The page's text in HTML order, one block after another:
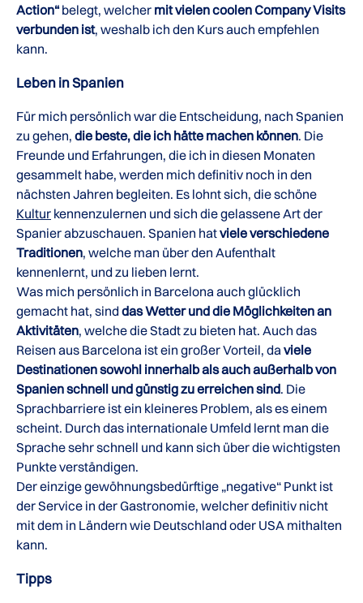
Action“belegt, welcher mit vielen coolen Company Visits
verbunden ist, weshalb ich den Kurs auch empfehlen
kann.
Leben in Spanien
Für mich persönlich war die Entscheidung, nach Spanien
zu gehen, die beste, die ich hätte machen können. Die
Freunde und Erfahrungen, die ich in diesen Monaten
gesammelt habe, werden mich definitiv noch in den
nächsten Jahren begleiten. Es lohnt sich, die schöne
Kultur kennenzulernen und sich die gelassene Art der
Spanier abzuschauen. Spanien hatviele verschiedene
Traditionen, welche man über den Aufenthalt
kennenlernt, und zu lieben lernt.
Was mich persönlich in Barcelona auch glücklich
gemacht hat, sind das Wetter und die Möglichkeiten an
Aktivitäten, welche die Stadt zu bieten hat. Auch das
Reisen aus Barcelona ist ein großer Vorteil, daviele
Destinationen sowohl innerhalb als auch außerhalb von
Spanien schnell und günstig zu erreichen sind. Die
Sprachbarriere ist ein kleineres Problem, als es einem
scheint. Durch das internationale Umfeld lernt man die
Sprache sehr schnell und kann sich über die wichtigsten
Punkte verständigen.
Der einzige gewöhnungsbedürftige „negative“ Punkt ist
der Service in der Gastronomie, welcher definitiv nicht
mit dem in Ländern wie Deutschland oder USA mithalten
kann.
Tipps